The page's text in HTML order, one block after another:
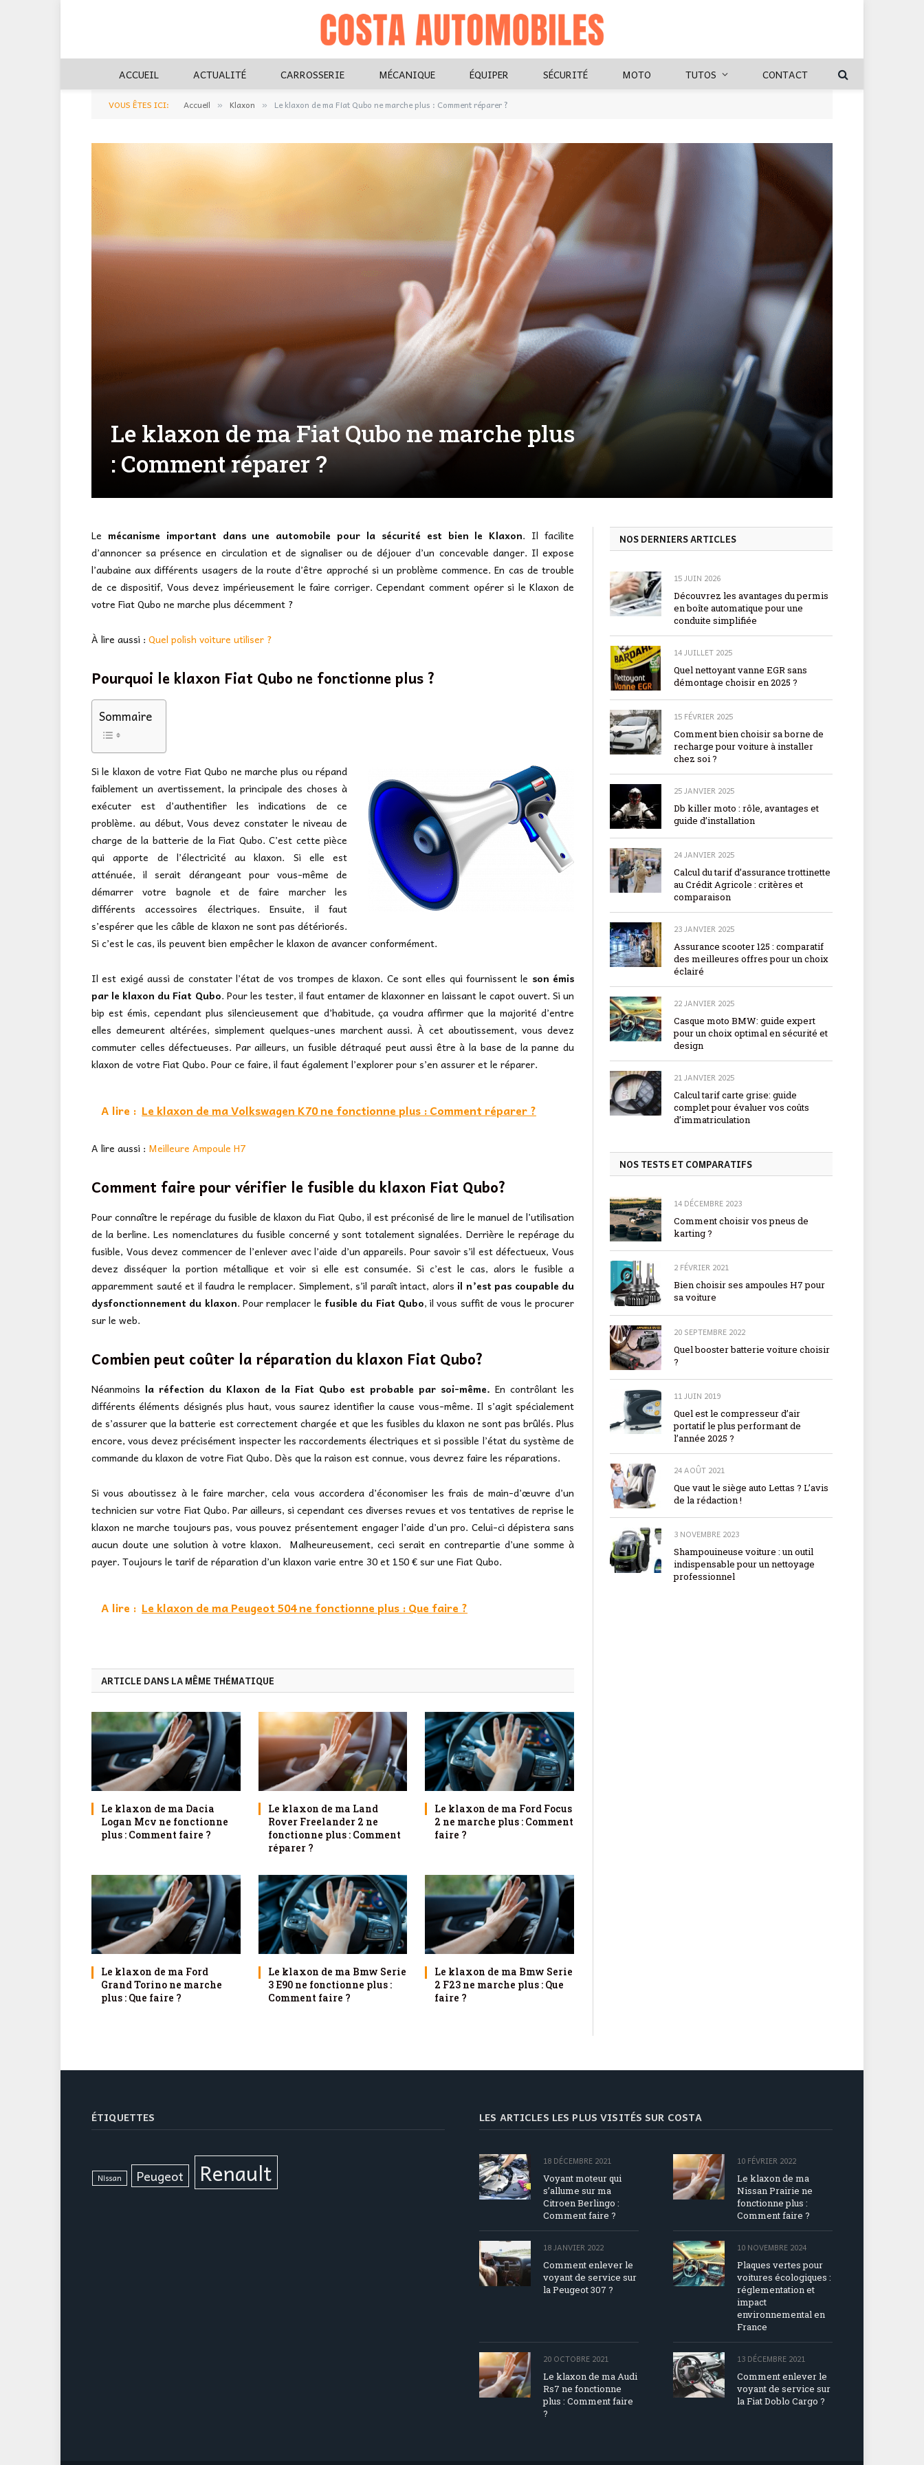
ACCUEIL ACTUALITÉ CARROSSERIE MÉCANIQUE ÉQUIPER SÉCURITÉ MOTO TUTOS CONTACT
VOUS ÊTES ICI: Accueil » Klaxon » Le klaxon de ma Fiat Qubo ne marche plus : Comment réparer ?
Le klaxon de ma Fiat Qubo ne marche plus
: Comment réparer ?
Le mécanisme important dans une automobile pour la sécurité est bien le Klaxon. Il facilite
d’annoncer sa présence en circulation et de signaliser ou de déjouer d’un concevable danger. Il expose
l’aubaine aux différents usagers de la route d’être approché si un problème commence. En cas de trouble
de ce dispositif, Vous devez impérieusement le faire corriger. Cependant comment opérer si le Klaxon de
votre Fiat Qubo ne marche plus décemment ?
À lire aussi : Quel polish voiture utiliser ?
Pourquoi le klaxon Fiat Qubo ne fonctionne plus ?
Sommaire
Si le klaxon de votre Fiat Qubo ne marche plus ou répand
faiblement un avertissement, la principale des choses à
exécuter est d’authentifier les indications de ce
problème. au début, Vous devez constater le niveau de
charge de la batterie de la Fiat Qubo. C’est cette pièce
qui apporte de l’électricité au klaxon. Si elle est
atténuée, il serait dérangeant pour vous-même de
démarrer votre bagnole et de faire marcher les
différents accessoires électriques. Ensuite, il faut
s’espérer que les câble de klaxon ne sont pas détériorés.
Si c’est le cas, ils peuvent bien empêcher le klaxon de avancer conformément.
Il est exigé aussi de constater l’état de vos trompes de klaxon. Ce sont elles qui fournissent le son émis
par le klaxon du Fiat Qubo. Pour les tester, il faut entamer de klaxonner en laissant le capot ouvert. Si un
bip est émis, cependant plus silencieusement que d’habitude, ça voudra affirmer que la majorité d’entre
elles demeurent altérées, simplement quelques-unes marchent aussi. À cet aboutissement, vous devez
commuter celles défectueuses. Par ailleurs, un fusible détraqué peut aussi être à la base de la panne du
klaxon de votre Fiat Qubo. Pour ce faire, il faut également l’explorer pour s’en assurer et le réparer.
A lire : Le klaxon de ma Volkswagen K70 ne fonctionne plus : Comment réparer ?
A lire aussi : Meilleure Ampoule H7
Comment faire pour vérifier le fusible du klaxon Fiat Qubo?
Pour connaître le repérage du fusible de klaxon du Fiat Qubo, il est préconisé de lire le manuel de l’utilisation
de la berline. Les nomenclatures du fusible concerné y sont totalement signalées. Derrière le repérage du
fusible, Vous devez commencer de l’enlever avec l’aide d’un appareils. Pour savoir s’il est défectueux, Vous
devez disséquer la portion métallique et voir si elle est consumée. Si c’est le cas, alors le fusible a
apparemment sauté et il faudra le remplacer. Simplement, s’il paraît intact, alors il n’est pas coupable du
dysfonctionnement du klaxon. Pour remplacer le fusible du Fiat Qubo, il vous suffit de vous le procurer
sur le web.
Combien peut coûter la réparation du klaxon Fiat Qubo?
Néanmoins la réfection du Klaxon de la Fiat Qubo est probable par soi-même. En contrôlant les
différents éléments désignés plus haut, vous saurez identifier la cause vous-même. Il s’agit spécialement
de s’assurer que la batterie est correctement chargée et que les fusibles du klaxon ne sont pas brûlés. Plus
encore, vous devez précisément inspecter les raccordements électriques et si possible l’état du système de
commande du klaxon de votre Fiat Qubo. Dès que la raison est connue, vous devrez faire les réparations.
Si vous aboutissez à le faire marcher, cela vous accordera d’économiser les frais de main-d’œuvre d’un
technicien sur votre Fiat Qubo. Par ailleurs, si cependant ces diverses revues et vos tentatives de reprise le
klaxon ne marche toujours pas, vous pouvez présentement engager l’aide d’un pro. Celui-ci dépistera sans
aucun doute une solution à votre klaxon. Malheureusement, ceci serait en contrepartie d’une somme à
payer. Toujours le tarif de réparation d’un klaxon varie entre 30 et 150 € sur une Fiat Qubo.
A lire : Le klaxon de ma Peugeot 504 ne fonctionne plus : Que faire ?
ARTICLE DANS LA MÊME THÉMATIQUE
Le klaxon de ma Dacia
Logan Mcv ne fonctionne
plus : Comment faire ?
Le klaxon de ma Land
Rover Freelander 2 ne
fonctionne plus : Comment
réparer ?
Le klaxon de ma Ford Focus
2 ne marche plus : Comment
faire ?
Le klaxon de ma Ford
Grand Torino ne marche
plus : Que faire ?
Le klaxon de ma Bmw Serie
3 E90 ne fonctionne plus :
Comment faire ?
Le klaxon de ma Bmw Serie
2 F23 ne marche plus : Que
faire ?
NOS DERNIERS ARTICLES
15 JUIN 2026
Découvrez les avantages du permis
en boîte automatique pour une
conduite simplifiée
14 JUILLET 2025
Quel nettoyant vanne EGR sans
démontage choisir en 2025 ?
15 FÉVRIER 2025
Comment bien choisir sa borne de
recharge pour voiture à installer
chez soi ?
25 JANVIER 2025
Db killer moto : rôle, avantages et
guide d’installation
24 JANVIER 2025
Calcul du tarif d’assurance trottinette
au Crédit Agricole : critères et
comparaison
23 JANVIER 2025
Assurance scooter 125 : comparatif
des meilleures offres pour un choix
éclairé
22 JANVIER 2025
Casque moto BMW: guide expert
pour un choix optimal en sécurité et
design
21 JANVIER 2025
Calcul tarif carte grise: guide
complet pour évaluer vos coûts
d’immatriculation
NOS TESTS ET COMPARATIFS
14 DÉCEMBRE 2023
Comment choisir vos pneus de
karting ?
2 FÉVRIER 2021
Bien choisir ses ampoules H7 pour
sa voiture
20 SEPTEMBRE 2022
Quel booster batterie voiture choisir
?
11 JUIN 2019
Quel est le compresseur d’air
portatif le plus performant de
l’année 2025 ?
24 AOÛT 2021
Que vaut le siège auto Lettas ? L’avis
de la rédaction !
3 NOVEMBRE 2023
Shampouineuse voiture : un outil
indispensable pour un nettoyage
professionnel
ÉTIQUETTES
Nissan Peugeot Renault
LES ARTICLES LES PLUS VISITÉS SUR COSTA
18 DÉCEMBRE 2021
Voyant moteur qui
s’allume sur ma
Citroen Berlingo :
Comment faire ?
10 FÉVRIER 2022
Le klaxon de ma
Nissan Prairie ne
fonctionne plus :
Comment faire ?
18 JANVIER 2022
Comment enlever le
voyant de service sur
la Peugeot 307 ?
10 NOVEMBRE 2024
Plaques vertes pour
voitures écologiques :
réglementation et
impact
environnemental en
France
20 OCTOBRE 2021
Le klaxon de ma Audi
Rs7 ne fonctionne
plus : Comment faire
?
13 DÉCEMBRE 2021
Comment enlever le
voyant de service sur
la Fiat Doblo Cargo ?